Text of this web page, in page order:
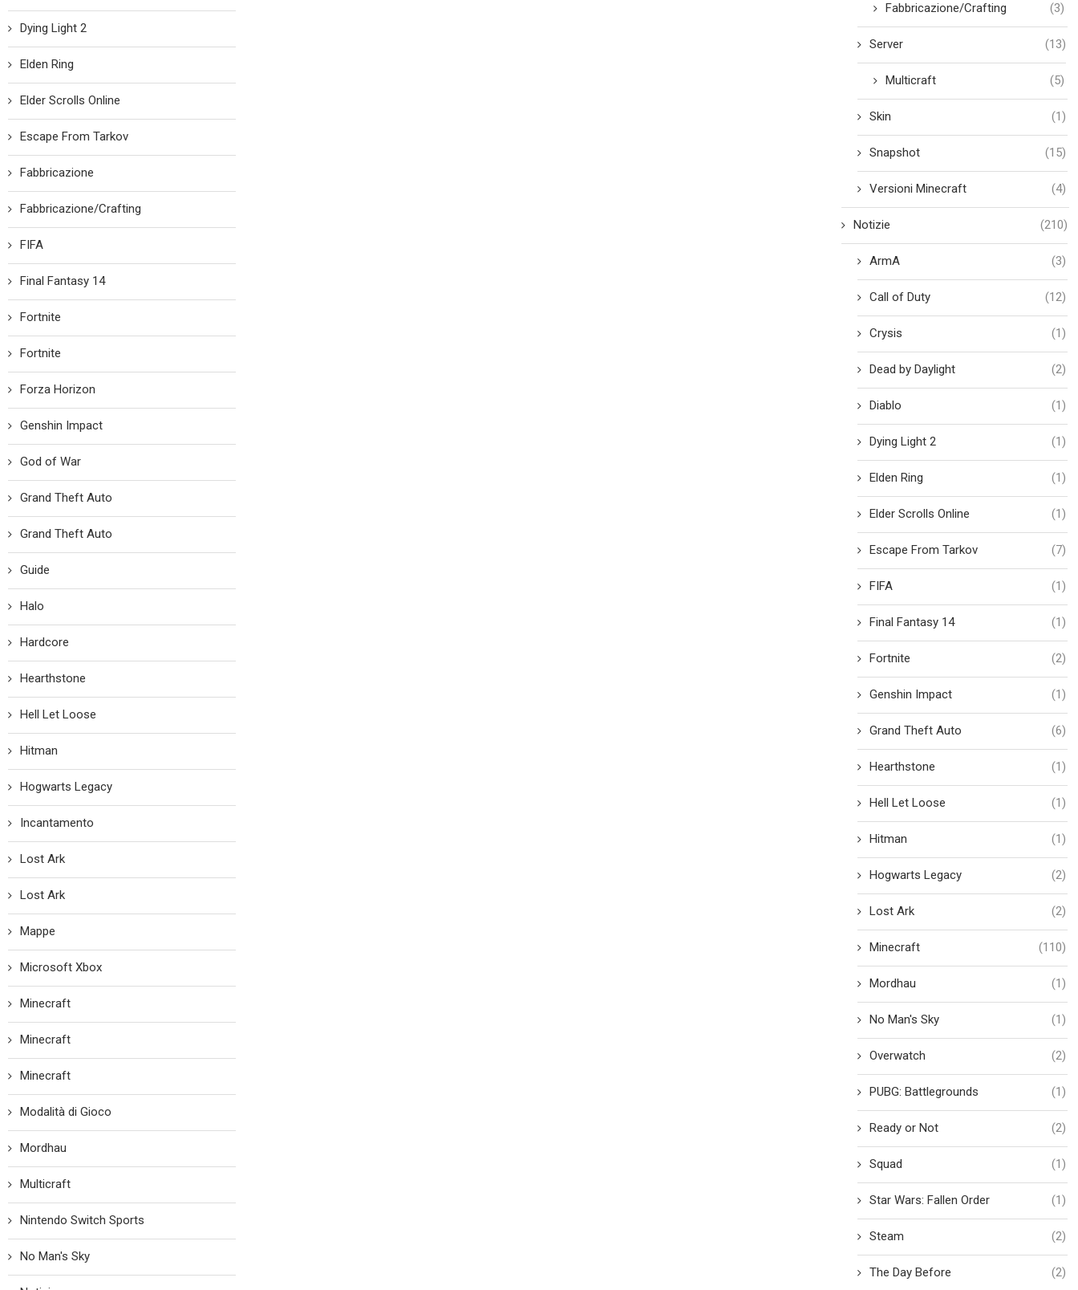
Fabbricazione/Crafting (3)
Server (13)
Multicraft (5)
Skin (1)
Snapshot (15)
Versioni Minecraft (4)
Notizie (210)
ArmA (3)
Call of Duty (12)
Crysis (1)
Dead by Daylight (2)
Diablo (1)
Dying Light 2 (1)
Elden Ring (1)
Elder Scrolls Online (1)
Escape From Tarkov (7)
FIFA (1)
Final Fantasy 14 (1)
Fortnite (2)
Genshin Impact (1)
Grand Theft Auto (6)
Hearthstone (1)
Hell Let Loose (1)
Hitman (1)
Hogwarts Legacy (2)
Lost Ark (2)
Minecraft (110)
Mordhau (1)
No Man's Sky (1)
Overwatch (2)
PUBG: Battlegrounds (1)
Ready or Not (2)
Squad (1)
Star Wars: Fallen Order (1)
Steam (2)
The Day Before (2)
Dying Light 2
Elden Ring
Elder Scrolls Online
Escape From Tarkov
Fabbricazione
Fabbricazione/Crafting
FIFA
Final Fantasy 14
Fortnite
Fortnite
Forza Horizon
Genshin Impact
God of War
Grand Theft Auto
Grand Theft Auto
Guide
Halo
Hardcore
Hearthstone
Hell Let Loose
Hitman
Hogwarts Legacy
Incantamento
Lost Ark
Lost Ark
Mappe
Microsoft Xbox
Minecraft
Minecraft
Minecraft
Modalità di Gioco
Mordhau
Multicraft
Nintendo Switch Sports
No Man's Sky